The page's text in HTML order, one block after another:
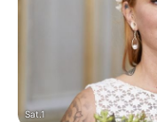
Sat.1